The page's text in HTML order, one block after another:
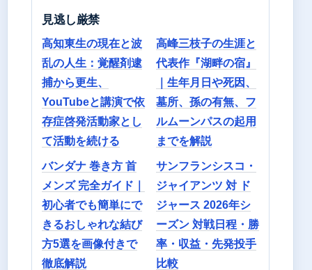
見逃し厳禁
高知東生の現在と波
乱の人生：覚醒剤逮
捕から更生、
YouTubeと講演で依
存症啓発活動家とし
て活動を続ける
高峰三枝子の生涯と
代表作『湖畔の宿』
｜生年月日や死因、
墓所、孫の有無、フ
ルムーンパスの起用
までを解説
バンダナ 巻き方 首
メンズ 完全ガイド｜
初心者でも簡単にで
きるおしゃれな結び
方5選を画像付きで
徹底解説
サンフランシスコ・
ジャイアンツ 対 ド
ジャース 2026年シ
ーズン 対戦日程・勝
率・収益・先発投手
比較